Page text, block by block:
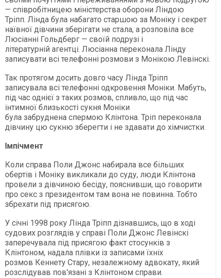
— співробітницею міністерства оборони Ліндою
Тріпп. Лінда була набагато старшою за Моніку і секрет
наївної дівчини зберігати не стала, а розповіла все
Люсіанні Гольдберг — своїй подрузі і
літературній агентці. Люсіанна переконала Лінду
записувати всі телефонні розмови з Монікою Левінскі.
Так протягом досить довго часу Лінда Тріпп
записувала всі телефонні одкровення Моніки. Мабуть,
під час однієї з таких розмов, спливло, що під час
інтимної близькості сукня Моніки
була забруднена спермою Клінтона. Тріп переконала
дівчину цю сукню зберегти і не здавати до хімчистки.
Імпічмент
Коли справа Поли Джонс набирала все більших
обертів і Моніку викликали до суду, люди Клінтона
провели з дівчиною бесіду, пояснивши, що говорити
про секс з президентом там вона не повинна. Тобто
збрехати під присягою.
У січні 1998 року Лінда Тріпп дізнавшись, що в ході
судових розглядів у справі Поли Джонс Левінскі
заперечувала під присягою факт стосунків з
Клінтоном, надала плівки із записами їхніх
розмов Кеннету Стару, незалежному адвокату, який
розслідував пов'язані з Клінтоном справи.